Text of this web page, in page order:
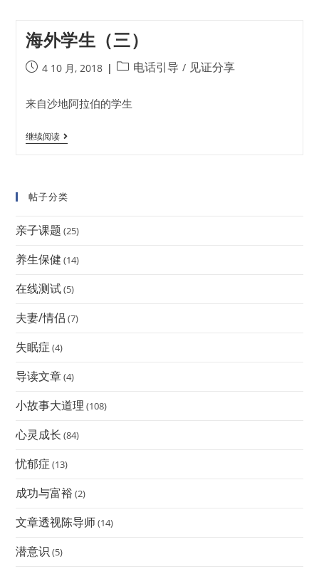
海外学生（三）
4 10 月, 2018 电话引导 / 见证分享
来自沙地阿拉伯的学生
继续阅读
帖子分类
亲子课题 (25)
养生保健 (14)
在线测试(5)
夫妻/情侣 (7)
失眠症 (4)
导读文章(4)
小故事大道理 (108)
心灵成长 (84)
忧郁症 (13)
成功与富裕(2)
文章透视陈导师(14)
潜意识 (5)